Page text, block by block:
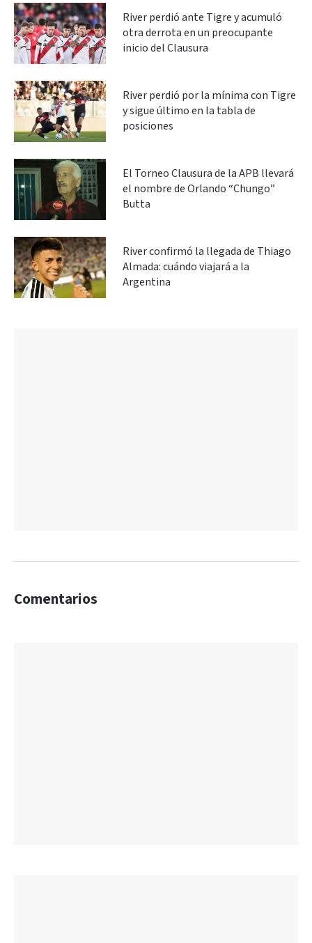
River perdió ante Tigre y acumuló
otra derrota en un preocupante
inicio del Clausura
River perdió por la mínima con Tigre
y sigue último en la tabla de
posiciones
El Torneo Clausura de la APB llevará
el nombre de Orlando “Chungo”
Butta
River confirmó la llegada de Thiago
Almada: cuándo viajará a la
Argentina
Comentarios